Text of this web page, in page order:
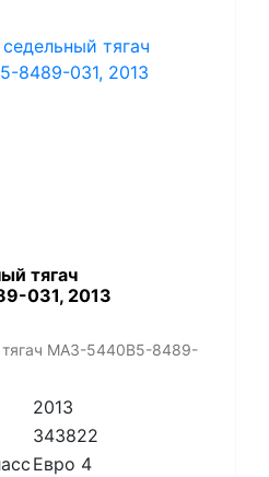
тягач
031, 2013
тягач МАЗ-5440В5-8489-
2013
343822
Евро 4